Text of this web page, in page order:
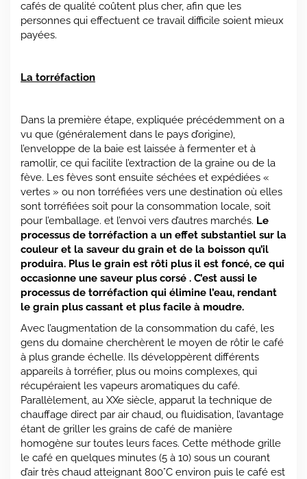
cafés de qualité coûtent plus cher, afin que les
personnes qui effectuent ce travail difficile soient mieux
payées.
La torréfaction
Dans la première étape, expliquée précédemment on a
vu que (généralement dans le pays d’origine),
l’enveloppe de la baie est laissée à fermenter et à
ramollir, ce qui facilite l’extraction de la graine ou de la
fève. Les fèves sont ensuite séchées et expédiées «
vertes » ou non torréfiées vers une destination où elles
sont torréfiées soit pour la consommation locale, soit
pour l’emballage. et l’envoi vers d’autres marchés. Le
processus de torréfaction a un effet substantiel sur la
couleur et la saveur du grain et de la boisson qu’il
produira. Plus le grain est rôti plus il est foncé, ce qui
occasionne une saveur plus corsé . C’est aussi le
processus de torréfaction qui élimine l’eau, rendant
le grain plus cassant et plus facile à moudre.
Avec l’augmentation de la consommation du café, les
gens du domaine cherchèrent le moyen de rôtir le café
à plus grande échelle. Ils développèrent différents
appareils à torréfier, plus ou moins complexes, qui
récupéraient les vapeurs aromatiques du café.
Parallèlement, au XXe siècle, apparut la technique de
chauffage direct par air chaud, ou fluidisation, l’avantage
étant de griller les grains de café de manière
homogène sur toutes leurs faces. Cette méthode grille
le café en quelques minutes (5 à 10) sous un courant
d’air très chaud atteignant 800°C environ puis le café est